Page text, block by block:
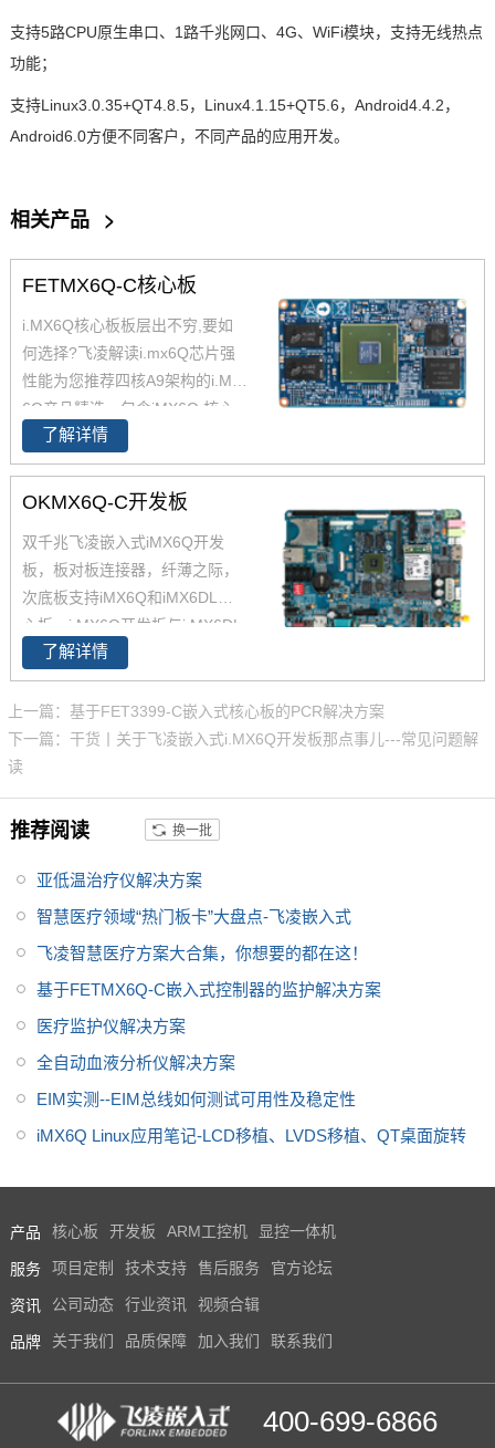
支持5路CPU原生串口、1路千兆网口、4G、WiFi模块，支持无线热点
功能；
支持Linux3.0.35+QT4.8.5，Linux4.1.15+QT5.6，Android4.4.2，
Android6.0方便不同客户，不同产品的应用开发。
相关产品 >
FETMX6Q-C核心板
i.MX6Q核心板板层出不穷,要如
何选择?飞凌解读i.mx6Q芯片强
性能为您推荐四核A9架构的i.MX
6Q产品精选，包含iMX6Q 核心
板、i.MX6Q 核心板、iMX6Q工
业级核心板，欢迎采购。 i.MX6
Q核心板基于NXP（原Freescal
处理器设计，核心板小尺寸核心
板搭配独特的薄款连接器，让设
计随心所欲！
了解详情
OKMX6Q-C开发板
双千兆飞凌嵌入式iMX6Q开发
板，板对板连接器，纤薄之际，
次底板支持iMX6Q和iMX6DL核
心板。i.MX6Q开发板与i.MX6DL
开发板资源丰富，原理图、PC
B、软件资源、硬件资源下载，
技术支持等。欢迎选购
了解详情
上一篇：基于FET3399-C嵌入式核心板的PCR解决方案
下一篇：干货丨关于飞凌嵌入式i.MX6Q开发板那点事儿---常见问题解
读
推荐阅读 换一批
亚低温治疗仪解决方案
智慧医疗领域“热门板卡”大盘点-飞凌嵌入式
飞凌智慧医疗方案大合集，你想要的都在这！
基于FETMX6Q-C嵌入式控制器的监护解决方案
医疗监护仪解决方案
全自动血液分析仪解决方案
EIM实测--EIM总线如何测试可用性及稳定性
iMX6Q Linux应用笔记-LCD移植、LVDS移植、QT桌面旋转
产品 核心板 开发板 ARM工控机 显控一体机
服务 项目定制 技术支持 售后服务 官方论坛
资讯 公司动态 行业资讯 视频合辑
品牌 关于我们 品质保障 加入我们 联系我们
400-699-6866